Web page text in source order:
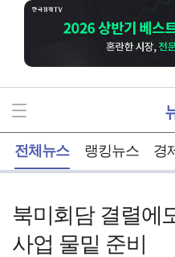
전체뉴스 랭킹뉴스 경제
북미회담 결렬에
사업 물밑 준비